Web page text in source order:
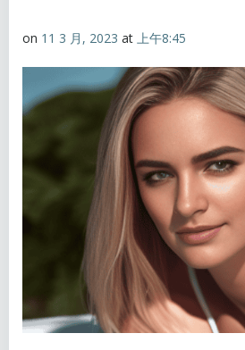
on 11 3 月, 2023 at 上午8:45